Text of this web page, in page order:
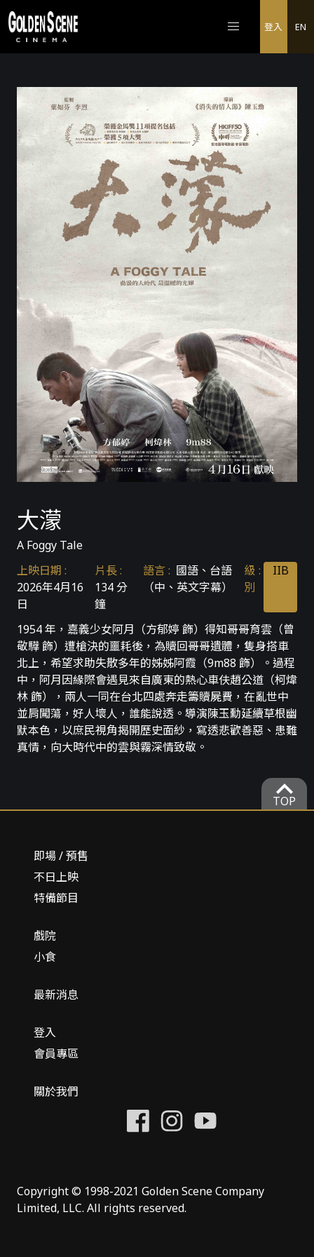
登入 EN
大濛
A Foggy Tale
上映日期 :
2026年4月16
日
片長:
134 分
鐘
語言: 國語、台語
（中、英文字幕）
級
別
: IIB
1954 年，嘉義少女阿月（方郁婷 飾）得知哥哥育雲（曾
敬驊 飾）遭槍決的噩耗後，為贖回哥哥遺體，隻身搭車
北上，希望求助失散多年的姊姊阿霞（9m88 飾）。過程
中，阿月因緣際會遇見來自廣東的熱心車伕趙公道（柯煒
林 飾），兩人一同在台北四處奔走籌贖屍費，在亂世中
並肩闖蕩，好人壞人，誰能說透。導演陳玉勳延續草根幽
默本色，以庶民視角揭開歷史面紗，寫透悲歡善惡、患難
真情，向大時代中的雲與霧深情致敬。
expand_more
TOP
即場 / 預售
不日上映
特備節目
戲院
小食
最新消息
登入
會員專區
關於我們
Copyright © 1998-2021 Golden Scene Company
Limited, LLC. All rights reserved.